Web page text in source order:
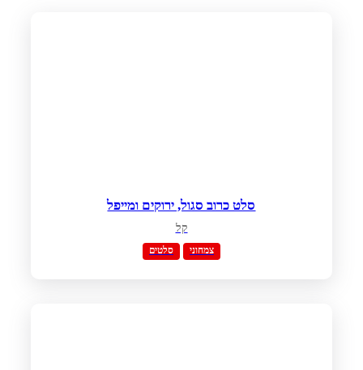
סלט כרוב סגול, ירוקים ומייפל
קל
סלטים צמחוני